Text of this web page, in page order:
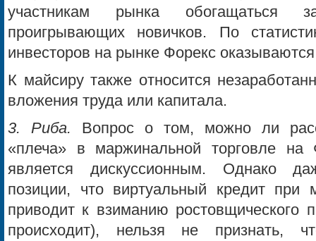
участникам рынка обогащаться
проигрывающих новичков. По
инвесторов на рынке Форекс
К майсиру также относится
вложения труда или капитала.
3. Риба. Вопрос о том, можно ли
«плеча» в маржинальной торговле на
является дискуссионным. Однако
позиции, что виртуальный кредит при
приводит к взиманию ростовщического
происходит), нельзя не признать,